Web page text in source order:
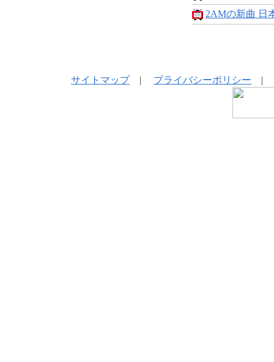
2AMの新曲 日
サイトマップ| プライバシーポリシー